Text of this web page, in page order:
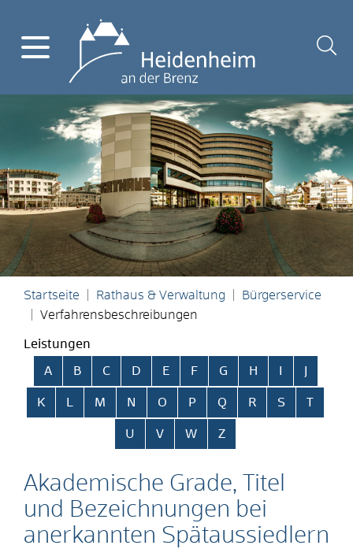
Startseite Rathaus & Verwaltung
Bürgerservice
Verfahrensbeschreibungen
Leistungen
Alphabetisches Register überspringen
A B C D E F G H
K L M N O P Q R S T
U V W Z
Akademische Grade, Titel
und Bezeichnungen bei
anerkannten Spätaussiedlern